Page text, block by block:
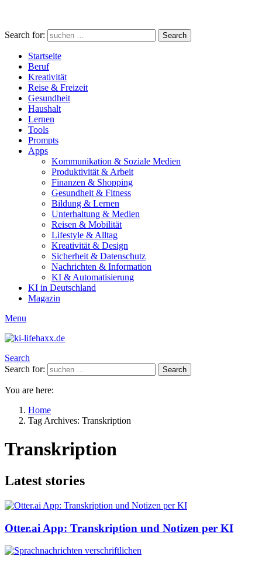
Search for: Search
Startseite
Beruf
Kreativität
Reise & Freizeit
Gesundheit
Haushalt
Lernen
Tools
Prompts
Apps
Kommunikation & Soziale Medien
Produktivität & Arbeit
Finanzen & Shopping
Gesundheit & Fitness
Bildung & Lernen
Unterhaltung & Medien
Reisen & Mobilität
Lifestyle & Alltag
Kreativität & Design
Sicherheit & Datenschutz
Nachrichten & Information
KI & Automatisierung
KI in Deutschland
Magazin
Menu
Search
Search for:
Search
You are here:
Home
Tag Archives: Transkription
Transkription
Latest stories
Otter.ai App: Transkription und Notizen per KI